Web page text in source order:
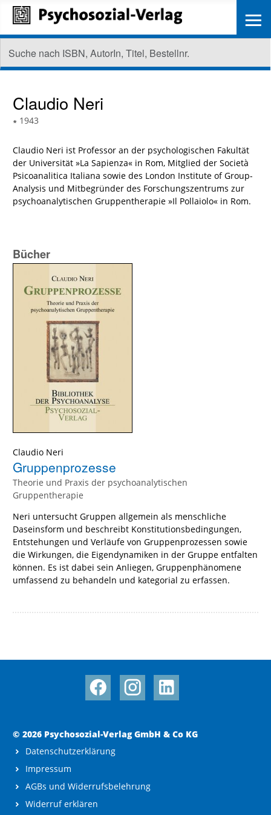
Claudio Neri
∗ 1943
Claudio Neri ist Professor an der psychologischen Fakultät
der Universität »La Sapienza« in Rom, Mitglied der Società
Psicoanalitica Italiana sowie des London Institute of Group-
Analysis und Mitbegründer des Forschungszentrums zur
psychoanalytischen Gruppentherapie »Il Pollaiolo« in Rom.
Bücher
Claudio Neri
Gruppenprozesse
Theorie und Praxis der psychoanalytischen
Gruppentherapie
Neri untersucht Gruppen allgemein als menschliche
Daseinsform und beschreibt Konstitutionsbedingungen,
Entstehungen und Verläufe von Gruppenprozessen sowie
die Wirkungen, die Eigendynamiken in der Gruppe entfalten
können. Es ist dabei sein Anliegen, Gruppenphänomene
umfassend zu behandeln und kategorial zu erfassen.
© 2026 Psychosozial-Verlag GmbH & Co KG
Datenschutzerklärung
Impressum
AGBs und Widerrufsbelehrung
Widerruf erklären
≡